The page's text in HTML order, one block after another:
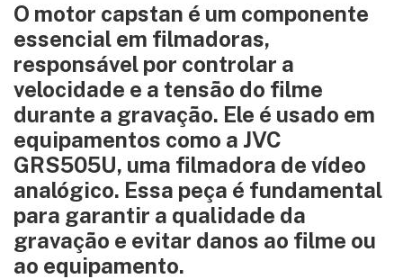
O motor capstan é um componente
essencial em filmadoras,
responsável por controlar a
velocidade e a tensão do filme
durante a gravação. Ele é usado em
equipamentos como a JVC
GRS505U, uma filmadora de vídeo
analógico. Essa peça é fundamental
para garantir a qualidade da
gravação e evitar danos ao filme ou
ao equipamento.